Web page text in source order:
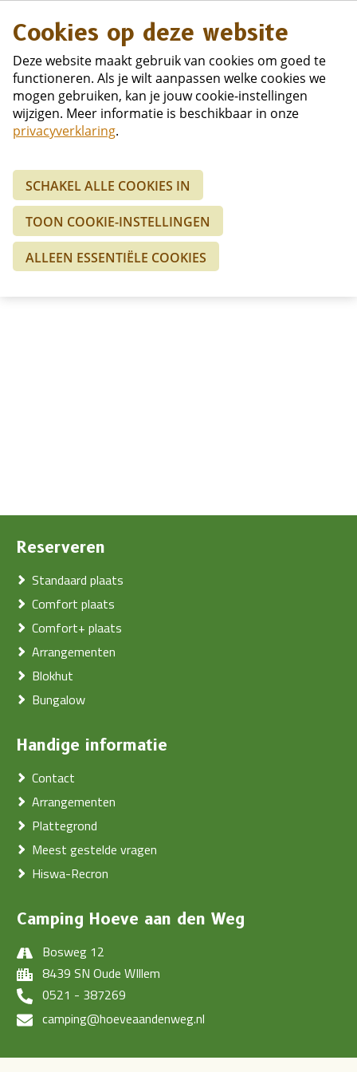
Home
Onderstaande prijzen zijn op basis van 1 persoon
Reserveren
Standaard plaats
Comfort plaats
Comfort+ plaats
Arrangementen
Blokhut
Bungalow
Handige informatie
Contact
Arrangementen
Plattegrond
Meest gestelde vragen
Hiswa-Recron
Camping Hoeve aan den Weg
Bosweg 12
8439 SN Oude WIllem
0521 - 387269
camping@hoeveaandenweg.nl
Cookies op deze website
Deze website maakt gebruik van cookies om goed te
functioneren. Als je wilt aanpassen welke cookies we
mogen gebruiken, kan je jouw cookie-instellingen
wijzigen. Meer informatie is beschikbaar in onze
privacyverklaring.
SCHAKEL ALLE COOKIES IN
TOON COOKIE-INSTELLINGEN
ALLEEN ESSENTIËLE COOKIES